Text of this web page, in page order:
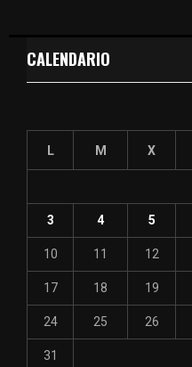
CALENDARIO
L M X
3 4 5
10 11 12
17 18 19
24 25 26
31